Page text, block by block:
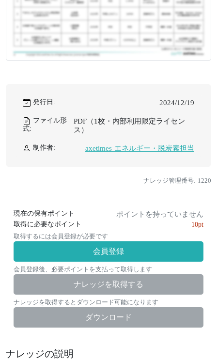
発行日: 2024/12/19
ファイル形
式:
PDF（1枚・内部利用限定ライセン
ス）
制作者: axetimes エネルギー・脱炭素担当
ナレッジ管理番号: 1220
現在の保有ポイント ポイントを持っていません
取得に必要なポイント
10pt
取得するには会員登録が必要です
会員登録
会員登録後、必要ポイントを支払って取得します
ナレッジを取得する
ナレッジを取得するとダウンロード可能になります
ダウンロード
ナレッジの説明